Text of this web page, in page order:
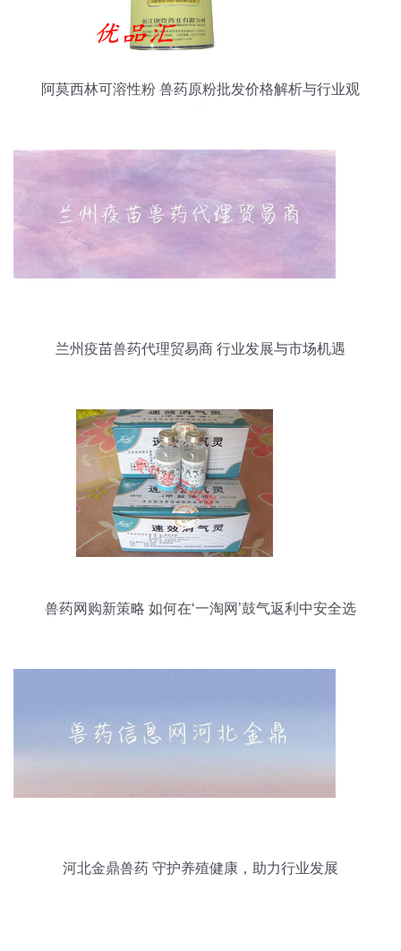
阿莫西林可溶性粉 兽药原粉批发价格解析与行业观
兰州疫苗兽药代理贸易商 行业发展与市场机遇
兽药网购新策略 如何在‘一淘网’鼓气返利中安全选
河北金鼎兽药 守护养殖健康，助力行业发展